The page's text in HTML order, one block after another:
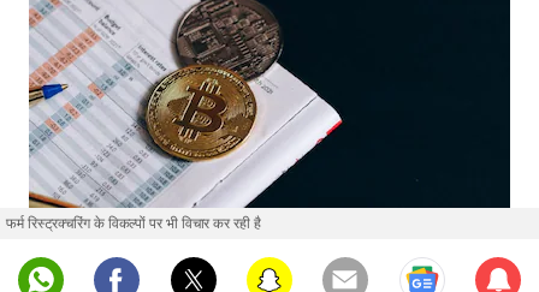
फर्म रिस्ट्रक्चरिंग के विकल्पों पर भी विचार कर रही है
Sub